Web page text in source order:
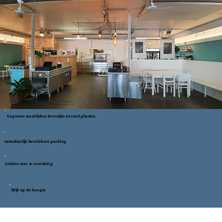
Blijf op de hoogte
Dagverse maaltijden, broodjes en zoetigheden.
Lekker, vers & voordelig
Gemakkelijk bereikbare parking